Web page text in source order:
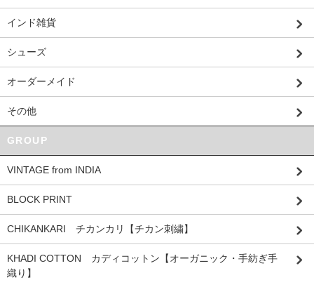
インド雑貨
シューズ
オーダーメイド
その他
GROUP
VINTAGE from INDIA
BLOCK PRINT
CHIKANKARI チカンカリ【チカン刺繍】
KHADI COTTON カディコットン【オーガニック・手紡ぎ手
織り】